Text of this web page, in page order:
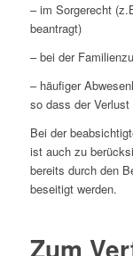
– im Sorgerecht
beantragt)
– bei der
– häufiger
so dass der Verlust
Bei der
ist auch zu
bereits durch den
beseitigt werden.
Zum